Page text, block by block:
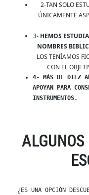
2-TAN SOLO
ÚNICAMENTE
3- HEMOS
NOMBRES
LOS TENÍAMOS
CON EL
4- MÁS DE DIEZ
APOYAN PARA
INSTRUMENTOS.
¿ES UNA OPCIÓN